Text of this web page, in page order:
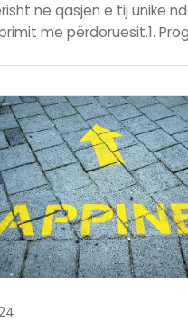
në qasjen e tij unike
me përdoruesit.1.